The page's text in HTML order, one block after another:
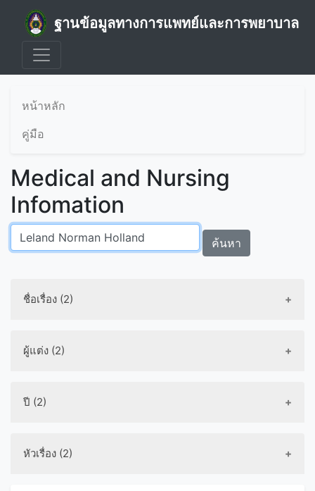
ฐานข้อมูลทางการแพทย์และการพยาบาล
หน้าหลัก
คู่มือ
Medical and Nursing
Infomation
ค้นหา
ชื่อเรื่อง (2)
ผู้แต่ง (2)
ปี (2)
หัวเรื่อง (2)